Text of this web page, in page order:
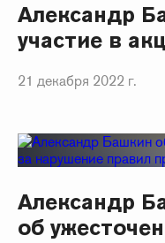
Александр
участие в
21 декабря 2022 г.
Александр
об